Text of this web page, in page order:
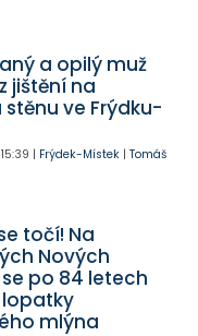
a opilý muž
jištění na
stěnu ve Frýdku-
15:39 | Frýdek-Místek| Tomáš
točí! Na
Nových
po 84 letech
mlýna